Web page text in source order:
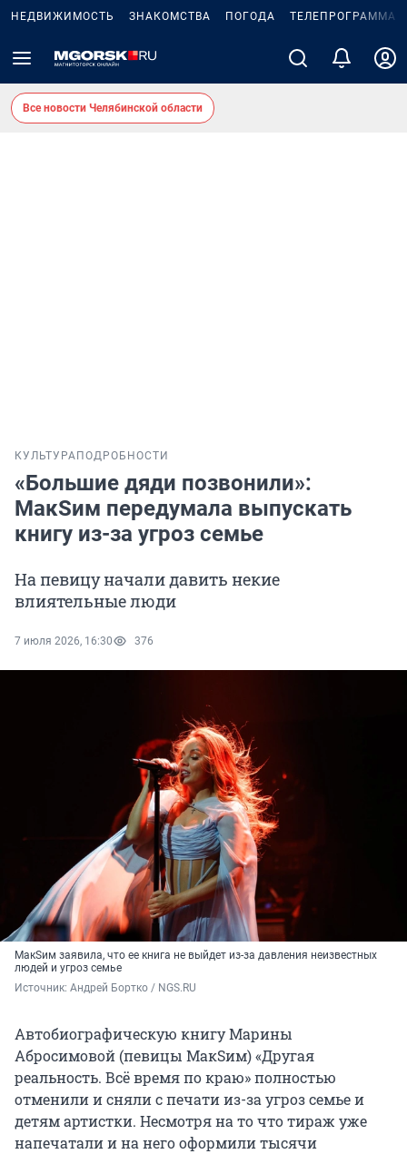
НЕДВИЖИМОСТЬ ЗНАКОМСТВА ПОГОДА ТЕЛЕПРОГРАММА
Все новости Челябинской области
КУЛЬТУРА ПОДРОБНОСТИ
«Большие дяди позвонили»:
МакSим передумала выпускать
книгу из-за угроз семье
На певицу начали давить некие
влиятельные люди
7 июля 2026, 16:30 376
МакSим заявила, что ее книга не выйдет из-за давления неизвестных
людей и угроз семье
Источник: Андрей Бортко / NGS.RU
Автобиографическую книгу Марины
Абросимовой (певицы МакSим) «Другая
реальность. Всё время по краю» полностью
отменили и сняли с печати из-за угроз семье и
детям артистки. Несмотря на то что тираж уже
напечатали и на него оформили тысячи